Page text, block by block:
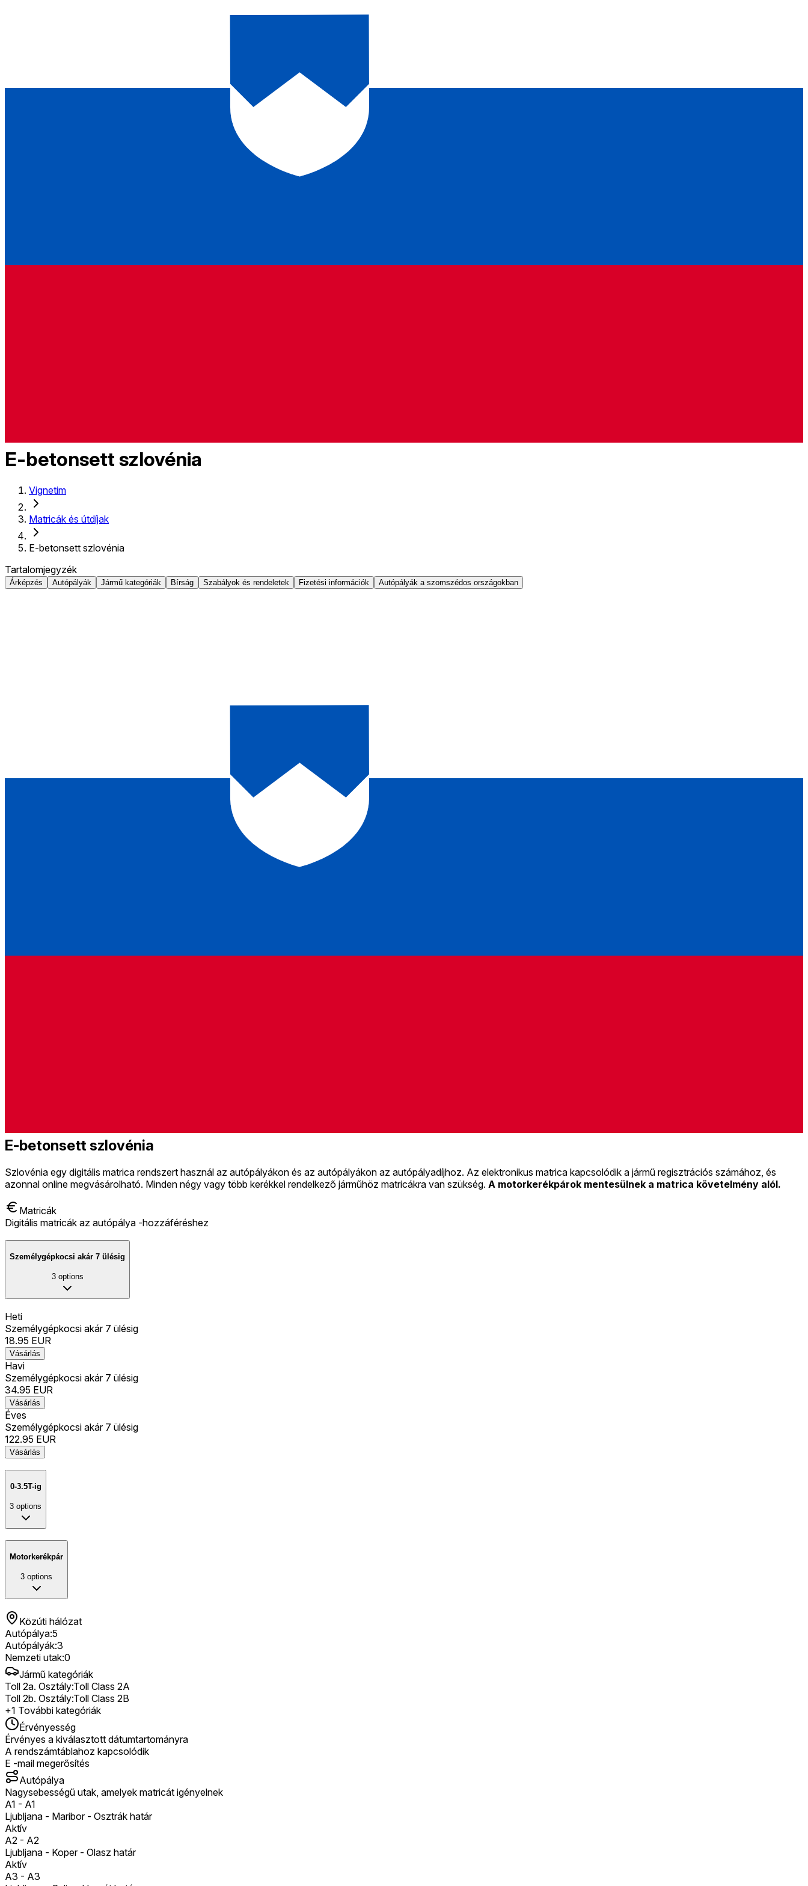
E-betonsett szlovénia
Vignetim
Matricák és útdíjak
E-betonsett szlovénia
Tartalomjegyzék
Árképzés Autópályák Jármű kategóriák Bírság Szabályok és rendeletek Fizetési információk Autópályák a szomszédos országokban
E-betonsett szlovénia
Szlovénia egy digitális matrica rendszert használ az autópályákon és az autópályákon az autópályadíjhoz. Az elektronikus matrica kapcsolódik a jármű regisztrációs számához, és
azonnal online megvásárolható. Minden négy vagy több kerékkel rendelkező járműhöz matricákra van szükség. A motorkerékpárok mentesülnek a matrica követelmény alól.
Matricák
Digitális matricák az autópálya -hozzáféréshez
Személygépkocsi akár 7 ülésig
3 options
Heti
Személygépkocsi akár 7 ülésig
18.95 EUR
Vásárlás
Havi
Személygépkocsi akár 7 ülésig
34.95 EUR
Vásárlás
Éves
Személygépkocsi akár 7 ülésig
122.95 EUR
Vásárlás
0-3.5T-ig
3 options
Motorkerékpár
3 options
Közúti hálózat
Autópálya:5
Autópályák:3
Nemzeti utak:0
Jármű kategóriák
Toll 2a. Osztály:Toll Class 2A
Toll 2b. Osztály:Toll Class 2B
+1 További kategóriák
Érvényesség
Érvényes a kiválasztott dátumtartományra
A rendszámtáblahoz kapcsolódik
E -mail megerősítés
Autópálya
Nagysebességű utak, amelyek matricát igényelnek
A1 - A1
Ljubljana - Maribor - Osztrák határ
Aktív
A2 - A2
Ljubljana - Koper - Olasz határ
Aktív
A3 - A3